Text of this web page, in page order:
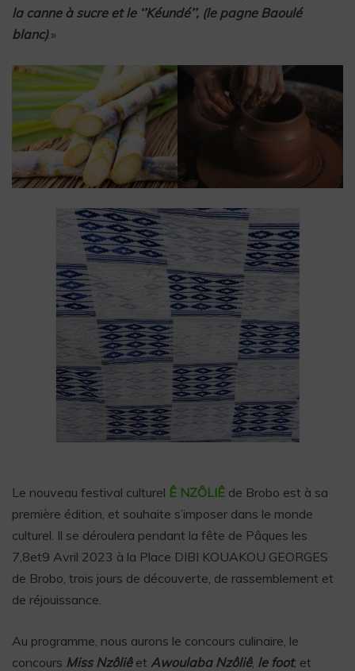
la canne à sucre et le ‘’Kéundé’’, (le pagne Baoulé
blanc).»
Le nouveau festival culturel Ê NZÔLIÊ de Brobo est à sa
première édition, et souhaite s’imposer dans le monde
culturel. Il se déroulera pendant la fête de Pâques les
7,8et9 Avril 2023 à la Place DIBI KOUAKOU GEORGES
de Brobo, trois jours de découverte, de rassemblement et
de réjouissance.
Au programme, nous aurons le concours culinaire, le
concours Miss Nzôliêet Awoulaba Nzôliê, le foot, et